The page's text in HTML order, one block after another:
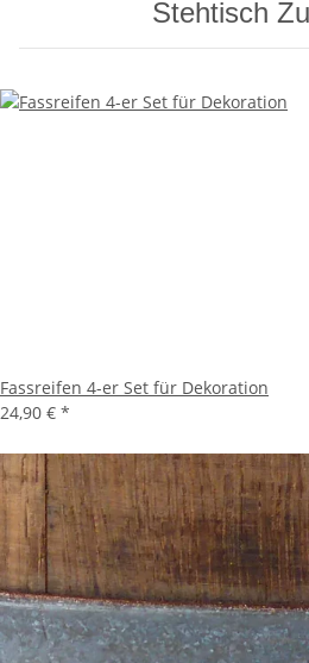
Stehtisch
Fassreifen 4-er Set für Dekoration
24,90 € *